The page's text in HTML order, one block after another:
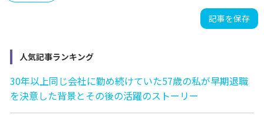
記事を保存
人気記事ランキング
30年以上同じ会社に勤め続けていた57歳の私が早期退職
を決意した背景とその後の活躍のストーリー